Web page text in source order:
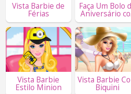
Vista Barbie de
Férias
Faça Um Bolo
Aniversário
Vista Barbie
Estilo Minion
Vista Barbie
Biquini